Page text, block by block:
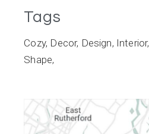
Tags
Cozy Decor Design Interior
Shape